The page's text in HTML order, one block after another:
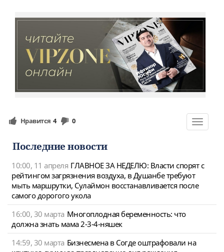
Toggle
Нравится 4 0
Последние новости
10:00, 11 апреля ГЛАВНОЕ ЗА НЕДЕЛЮ: Власти спорят с
рейтингом загрязнения воздуха, в Душанбе требуют
мыть маршрутки, Сулаймон восстанавливается после
самого дорогого укола
16:00, 30 марта Многоплодная беременность: что
должна знать мама 2-3-4-няшек
14:59, 30 марта Бизнесмена в Согде оштрафовали на